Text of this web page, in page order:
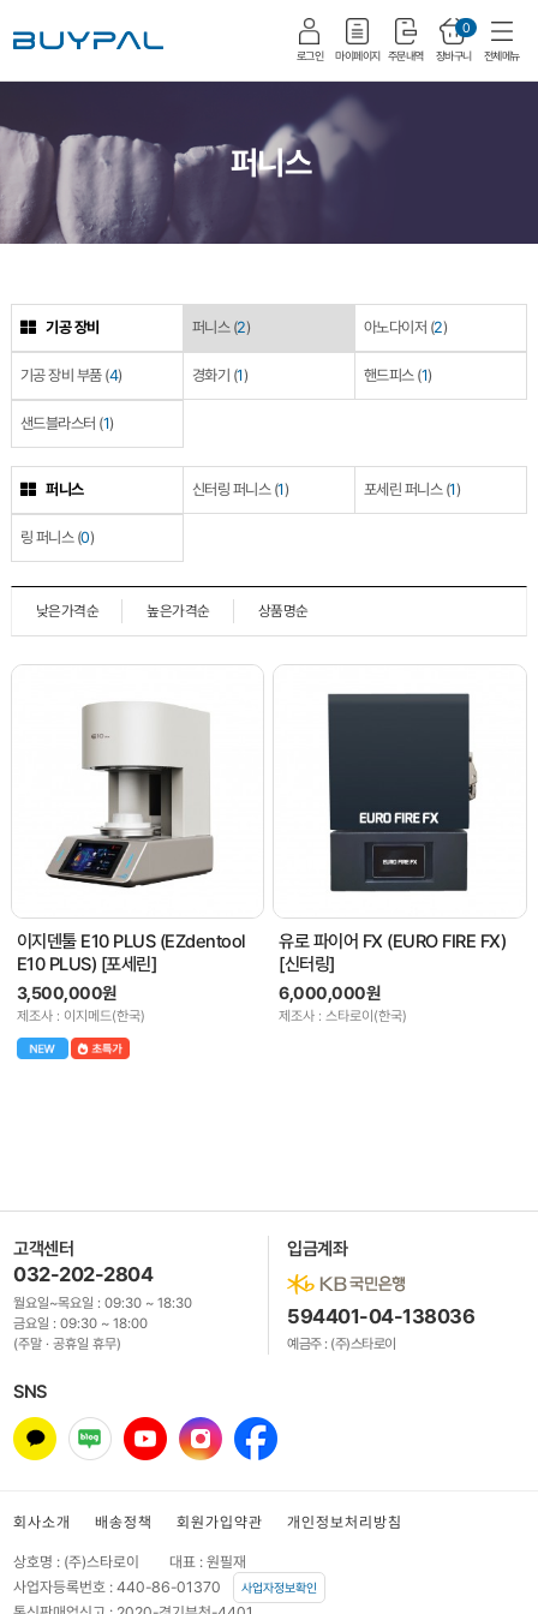
로그인 마이페이지 주문내역 장바구니
0
전체메뉴
퍼니스
기공 장비 퍼니스 (2) 아노다이저 (2)
기공 장비 부품 (4) 경화기 (1) 핸드피스 (1)
샌드블라스터 (1)
퍼니스 신터링 퍼니스 (1) 포세린 퍼니스 (1)
링 퍼니스 (0)
낮은가격순 높은가격순 상품명순
이지덴툴 E10 PLUS (EZdentool
E10 PLUS) [포세린]
3,500,000원
제조사 : 이지메드(한국)
유로 파이어 FX (EURO FIRE FX)
[신터링]
6,000,000원
제조사 : 스타로이(한국)
고객센터
032-202-2804
월요일~목요일 :09:30 ~ 18:30
금요일 :09:30 ~ 18:00
(주말 · 공휴일 휴무)
입금계좌
594401-04-138036
예금주 : (주)스타로이
SNS
회사소개 배송정책 회원가입약관 개인정보처리방침
상호명 : (주)스타로이
대표 : 원필재
사업자등록번호 : 440-86-01370
사업자정보확인